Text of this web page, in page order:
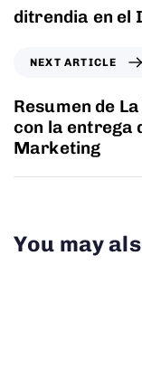
ditrendia en el
NEXT ARTICLE
Resumen de
con la entrega
Marketing
You may